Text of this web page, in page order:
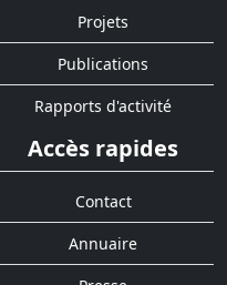
Projets
Publications
Rapports d'activité
Accès rapides
Contact
Annuaire